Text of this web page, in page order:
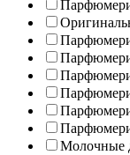
Молочные